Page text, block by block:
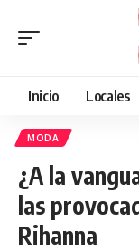
Inicio Locales
MODA
¿A la
las
Rihanna